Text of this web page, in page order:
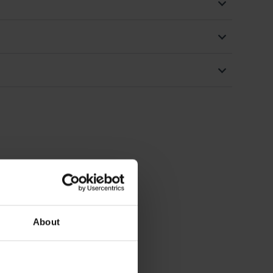
About